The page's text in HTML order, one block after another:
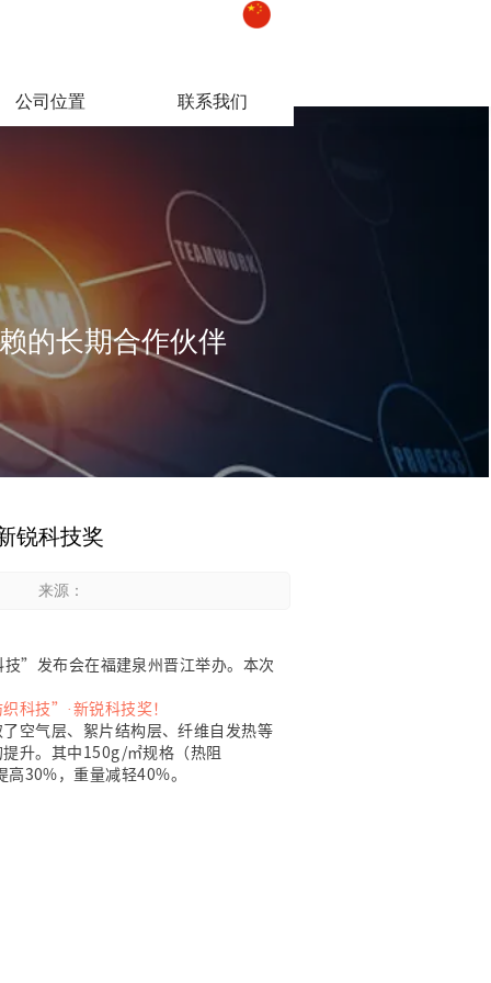
公司位置 联系我们
锐科技奖
”发布会在福建泉州晋江举办。本次
科技” · 新锐科技奖！
空气层、絮片结构层、纤维自发热等
升。其中150g/㎡规格（热阻
30%，重量减轻40%。
来源：
的长期合作伙伴